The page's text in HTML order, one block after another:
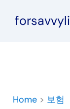
Home > 보험